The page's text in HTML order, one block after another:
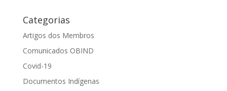
Categorias
Artigos dos Membros
Comunicados OBIND
Covid-19
Documentos Indígenas